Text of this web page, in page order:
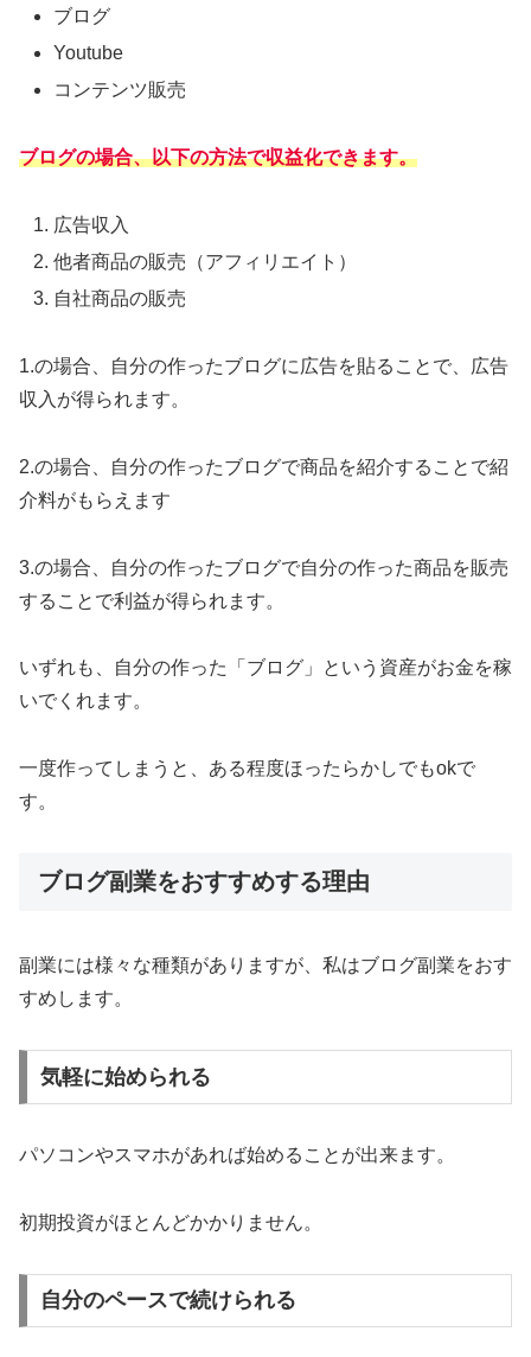
ブログ
Youtube
コンテンツ販売
ブログの場合、以下の方法で収益化できます。
広告収入
他者商品の販売（アフィリエイト）
自社商品の販売
1.の場合、自分の作ったブログに広告を貼ることで、広告
収入が得られます。
2.の場合、自分の作ったブログで商品を紹介することで紹
介料がもらえます
3.の場合、自分の作ったブログで自分の作った商品を販売
することで利益が得られます。
いずれも、自分の作った「ブログ」という資産がお金を稼
いでくれます。
一度作ってしまうと、ある程度ほったらかしでもokで
す。
ブログ副業をおすすめする理由
副業には様々な種類がありますが、私はブログ副業をおす
すめします。
気軽に始められる
パソコンやスマホがあれば始めることが出来ます。
初期投資がほとんどかかりません。
自分のペースで続けられる